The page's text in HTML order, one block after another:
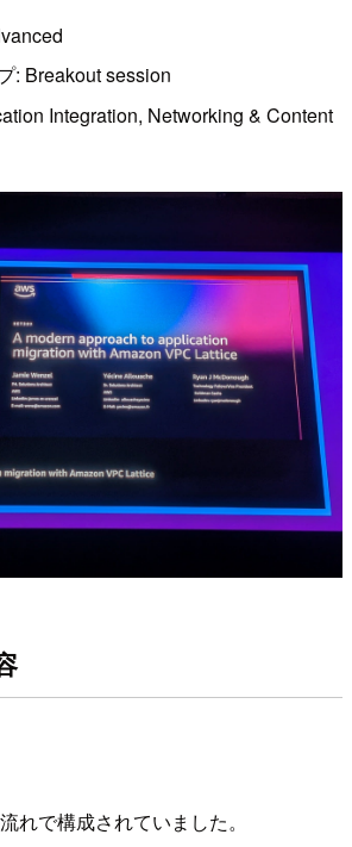
: Breakout session
Integration, Networking & Content
れで構成されていました。